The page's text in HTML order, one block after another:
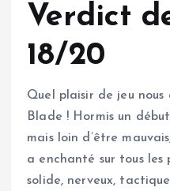
Verdict
18/20
Quel plaisir de jeu nous
Blade ! Hormis un
mais loin d’être
a enchanté sur tous les
solide, nerveux,